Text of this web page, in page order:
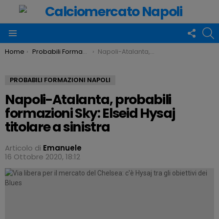
US
You are here:
Home Probabili Formazioni Napoli Napoli-Atalanta, probabili formazioni Sky: Elseid Hysaj titolare a sinistra
PROBABILI FORMAZIONI NAPOLI
Napoli-Atalanta, probabili
formazioni Sky: Elseid Hysaj
titolare a sinistra
Articolo di Emanuele
16 Ottobre 2020, 18:12